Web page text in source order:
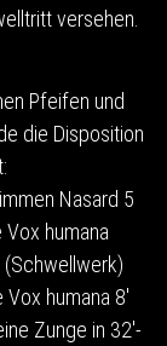
versehen.
Pfeifen und
die Disposition
Nasard 5
Vox humana
(Schwellwerk)
humana 8′
Zunge in 32′-